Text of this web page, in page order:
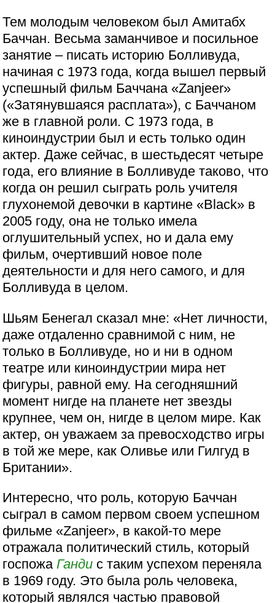
Тем молодым человеком был Амитабх
Баччан. Весьма заманчивое и посильное
занятие – писать историю Болливуда,
начиная с 1973 года, когда вышел первый
успешный фильм Баччана «Zanjeer»
(«Затянувшаяся расплата»), с Баччаном
же в главной роли. С 1973 года, в
киноиндустрии был и есть только один
актер. Даже сейчас, в шестьдесят четыре
года, его влияние в Болливуде таково, что
когда он решил сыграть роль учителя
глухонемой девочки в картине «Black» в
2005 году, она не только имела
оглушительный успех, но и дала ему
фильм, очертивший новое поле
деятельности и для него самого, и для
Болливуда в целом.
Шьям Бенегал сказал мне: «Нет личности,
даже отдаленно сравнимой с ним, не
только в Болливуде, но и ни в одном
театре или киноиндустрии мира нет
фигуры, равной ему. На сегодняшний
момент нигде на планете нет звезды
крупнее, чем он, нигде в целом мире. Как
актер, он уважаем за превосходство игры
в той же мере, как Оливье или Гилгуд в
Британии».
Интересно, что роль, которую Баччан
сыграл в самом первом своем успешном
фильме «Zanjeer», в какой-то мере
отражала политический стиль, который
госпожаГанди с таким успехом переняла
в 1969 году. Это была роль человека,
который являлся частью правовой